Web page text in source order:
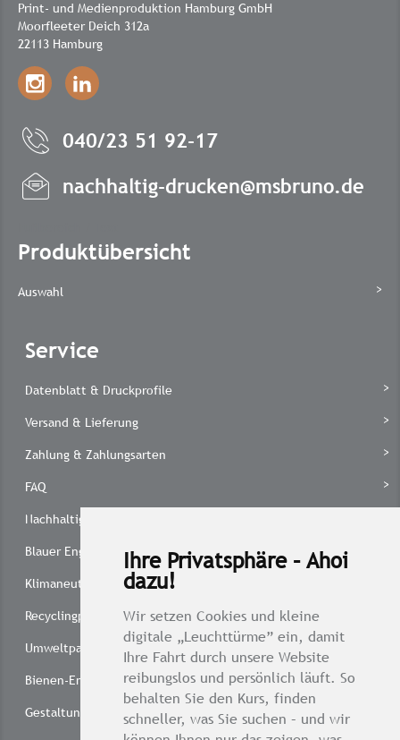
Ihre Privatsphäre – Ahoi
dazu!
Wir setzen Cookies und kleine
digitale „Leuchttürme” ein, damit
Ihre Fahrt durch unsere Website
reibungslos und persönlich läuft. So
behalten Sie den Kurs, finden
schneller, was Sie suchen – und wir
Print- und Medienproduktion Hamburg GmbH
Moorfleeter Deich 312a
22113 Hamburg
040/23 51 92-17
nachhaltig-drucken@msbruno.de
Produktübersicht
Auswahl
Service
Datenblatt & Druckprofile
Versand & Lieferung
Zahlung & Zahlungsarten
FAQ
Nachhaltig drucken
Blauer Engel
Klimaneutral drucken
Recyclingpapier 1 x 1
Umweltpartnerschaft
Bienen-Engagement
Gestaltungsservice